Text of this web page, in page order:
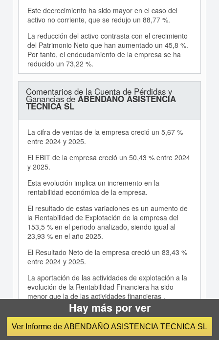
Este decrecimiento ha sido mayor en el caso del
activo no corriente, que se redujo un 88,77 %.
La reducción del activo contrasta con el crecimiento
del Patrimonio Neto que han aumentado un 45,8 %.
Por tanto, el endeudamiento de la empresa se ha
reducido un 73,22 %.
Comentarios de la Cuenta de Pérdidas y
Ganancias deABENDAÑO ASISTENCIA
TECNICA SL
La cifra de ventas de la empresa creció un 5,67 %
entre 2024 y 2025.
El EBIT de la empresa creció un 50,43 % entre 2024
y 2025.
Esta evolución implica un incremento en la
rentabilidad económica de la empresa.
El resultado de estas variaciones es un aumento de
la Rentabilidad de Explotación de la empresa del
153,5 % en el periodo analizado, siendo igual al
23,93 % en el año 2025.
El Resultado Neto de la empresa creció un 83,43 %
entre 2024 y 2025.
La aportación de las actividades de explotación a la
evolución de la Rentabilidad Financiera ha sido
menor que la de las actividades financieras .
El resultado de estas variaciones es un aumento de
esta rentabilidad del 26,94 % en el periodo
analizado, siendo del 32,32 % en el año 2025.
Hay más por ver
Ver Informe de ABENDAÑO ASISTENCIA TECNICA SL